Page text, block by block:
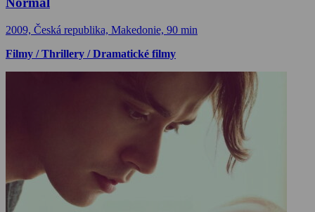
2009, Česká republika, Makedonie, 90 min
Filmy / Thrillery / Dramatické filmy